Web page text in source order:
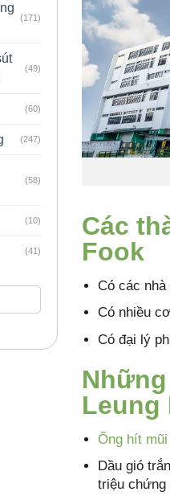
(171)
(49)
(60)
(247)
(58)
(10)
(41)
Các
Fook
Có các nhà
Có nhiều
Có đại lý
Leung
Ống hít
Dầu gió
triệu chứng